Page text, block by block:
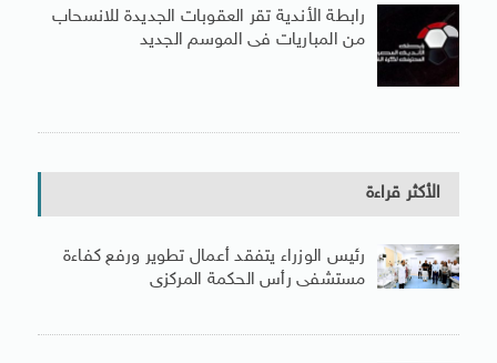
رابطة الأندية تقر العقوبات الجديدة للانسحاب
من المباريات فى الموسم الجديد
الأكثر قراءة
رئيس الوزراء يتفقد أعمال تطوير ورفع كفاءة
مستشفى رأس الحكمة المركزى